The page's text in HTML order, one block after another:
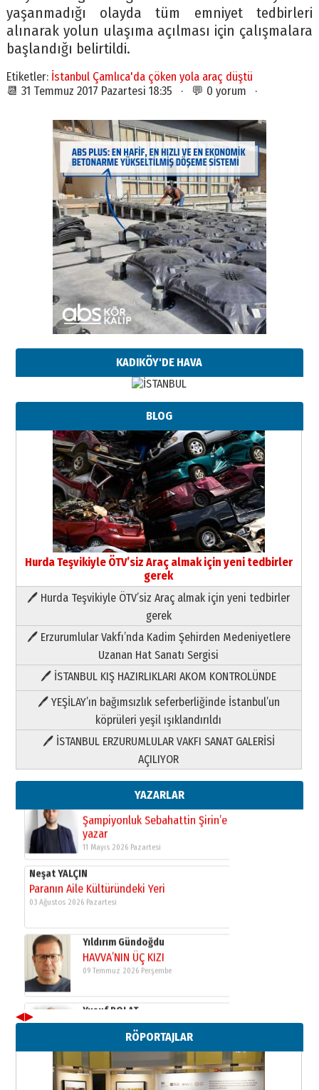
yaşanmadığı olayda tüm emniyet tedbirleri
alınarak yolun ulaşıma açılması için çalışmalara
başlandığı belirtildi.
Etiketler: İstanbul Çamlıca'da çöken yola araç düştü
📆 31 Temmuz 2017 Pazartesi 18:35 · 💬 0 yorum ·
KADIKÖY'DE HAVA
BLOG
Hurda Teşvikiyle ÖTV’siz Araç almak için yeni tedbirler
gerek
🖊 Hurda Teşvikiyle ÖTV’siz Araç almak için yeni tedbirler
gerek
🖊 Erzurumlular Vakfı’nda Kadim Şehirden Medeniyetlere
Uzanan Hat Sanatı Sergisi
🖊 İSTANBUL KIŞ HAZIRLIKLARI AKOM KONTROLÜNDE
🖊 YEŞİLAY’ın bağımsızlık seferberliğinde İstanbul’un
köprüleri yeşil ışıklandırıldı
🖊 İSTANBUL ERZURUMLULAR VAKFI SANAT GALERİSİ
AÇILIYOR
YAZARLAR
Paranın Aile Kültüründeki Yeri
03 Ağustos 2026 Pazartesi
Yıldırım Gündoğdu
HAVVA’NIN ÜÇ KIZI
09 Temmuz 2026 Perşembe
Yusuf POLAT
Şampiyonluk Sebahattin Şirin’e
yazar
11 Mayıs 2026 Pazartesi
Neşat YALÇIN
Paranın Aile Kültüründeki Yeri
03 Ağustos 2026 Pazartesi
Yıldırım Gündoğdu
HAVVA’NIN ÜÇ KIZI
Yusuf POLAT
Şampiyonluk Sebahattin Şirin’e
Neşat YALÇIN
Paranın Aile Kültüründeki Yeri
03 Ağustos 2026 Pazartesi
◀▶
RÖPORTAJLAR